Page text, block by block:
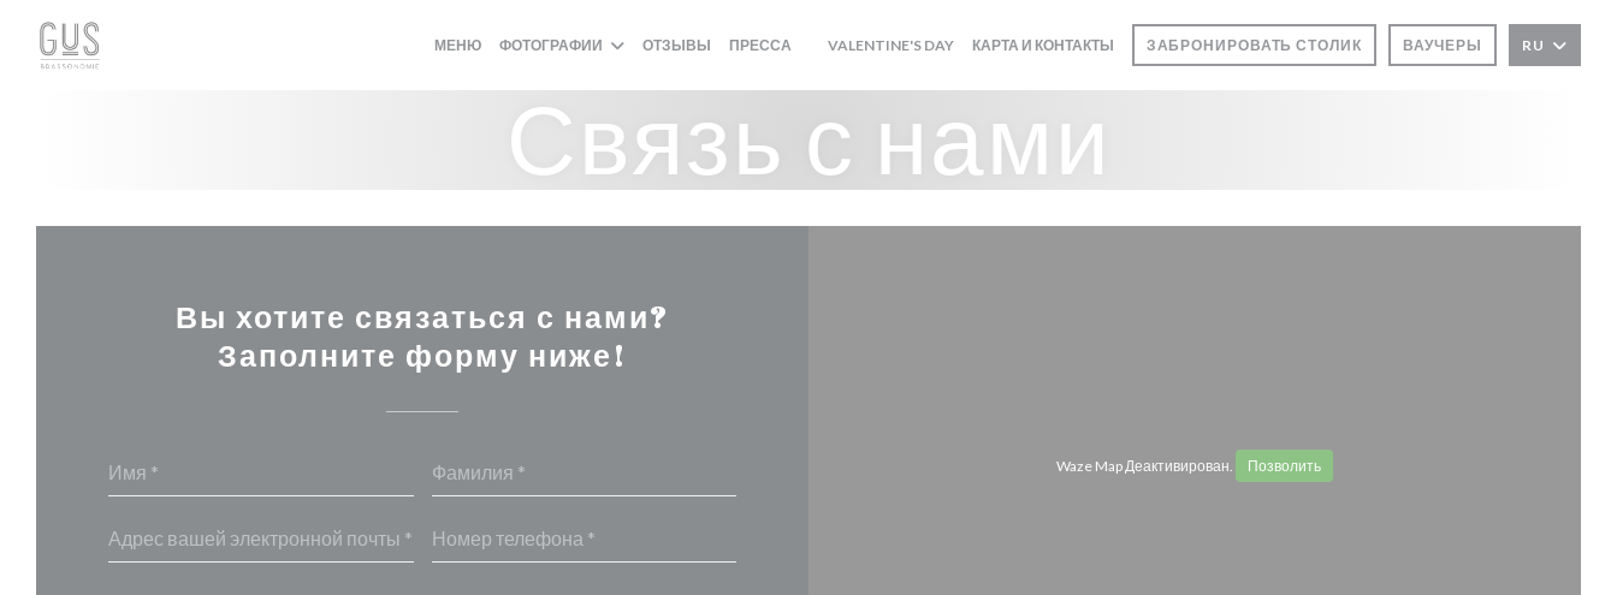
Панель управления cookies
МЕНЮ ФОТОГРАФИИ ОТЗЫВЫ ПРЕССА
((ОТКРЫВАЕТСЯ В НОВОМ ОКНЕ))
VALENTINE'S DAY((ОТКРЫВАЕТСЯ В НОВОМ ОКНЕ))
КАРТА И КОНТАКТЫ ЗАБРОНИРОВАТЬ СТОЛИК ВАУЧЕРЫ RU
Связь с нами
Вы хотите связаться с нами?
Заполните форму ниже!
Waze Map Деактивирован. Позволить